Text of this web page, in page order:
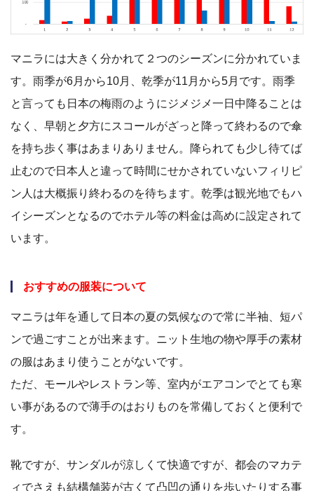
マニラには大きく分かれて２つのシーズンに分かれていま
す。雨季が6月から10月、乾季が11月から5月です。雨季
と言っても日本の梅雨のようにジメジメ一日中降ることは
なく、早朝と夕方にスコールがざっと降って終わるので傘
を持ち歩く事はあまりありません。降られても少し待てば
止むので日本人と違って時間にせかされていないフィリピ
ン人は大概振り終わるのを待ちます。乾季は観光地でもハ
イシーズンとなるのでホテル等の料金は高めに設定されて
います。
おすすめの服装について
マニラは年を通して日本の夏の気候なので常に半袖、短パ
ンで過ごすことが出来ます。ニット生地の物や厚手の素材
の服はあまり使うことがないです。
ただ、モールやレストラン等、室内がエアコンでとても寒
い事があるので薄手のはおりものを常備しておくと便利で
す。
靴ですが、サンダルが涼しくて快適ですが、都会のマカテ
ィでさえも結構舗装が古くて凸凹の通りを歩いたりする事